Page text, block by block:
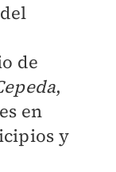
de
,
en
y